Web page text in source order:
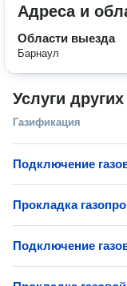
Адреса и
Области выезда
Барнаул
Услуги
Газификация
Подключение
Прокладка
Подключение